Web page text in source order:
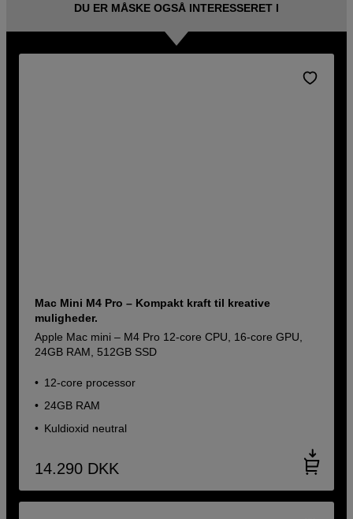
DU ER MÅSKE OGSÅ INTERESSERET I
Mac Mini M4 Pro – Kompakt kraft til kreative
muligheder.
Apple Mac mini – M4 Pro 12-core CPU, 16-core GPU,
24GB RAM, 512GB SSD
12-core processor
24GB RAM
Kuldioxid neutral
14.290 DKK